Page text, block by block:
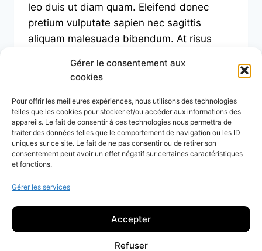
Gérer le consentement aux
cookies
Pour offrir les meilleures expériences, nous utilisons des technologies
telles que les cookies pour stocker et/ou accéder aux informations des
appareils. Le fait de consentir à ces technologies nous permettra de
traiter des données telles que le comportement de navigation ou les ID
uniques sur ce site. Le fait de ne pas consentir ou de retirer son
consentement peut avoir un effet négatif sur certaines caractéristiques
et fonctions.
Gérer les services
Accepter
Refuser
leo duis ut diam quam. Eleifend donec
pretium vulputate sapien nec sagittis
aliquam malesuada bibendum. At risus
LIRE LA SUITE
ARBITRE
POUR
RENCONTRE
UNIVERSITAIRE
Procès verbaux